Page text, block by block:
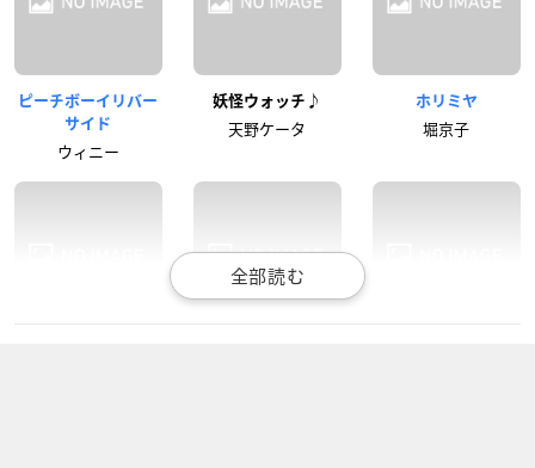
ピーチボーイリバー
サイド
ウィニー
妖怪ウォッチ♪
天野ケータ
ホリミヤ
堀京子